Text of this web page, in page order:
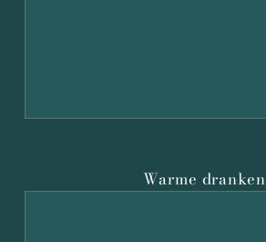
Warme dranken